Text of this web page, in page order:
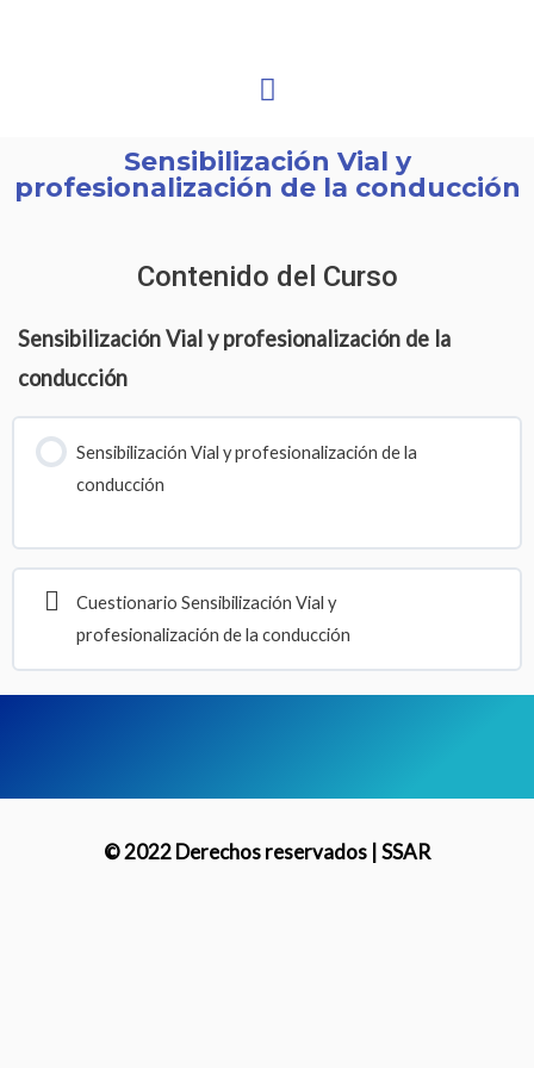
Sensibilización Vial y
profesionalización de la conducción
Contenido del Curso
Sensibilización Vial y profesionalización de la
conducción
Sensibilización Vial y profesionalización de la
conducción
Cuestionario Sensibilización Vial y
profesionalización de la conducción
© 2022 Derechos reservados | SSAR